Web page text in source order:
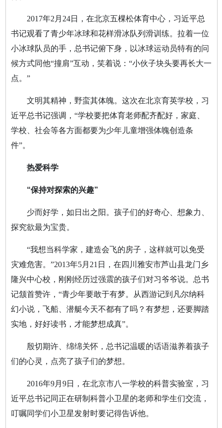
2017年2月24日，在北京五棵松体育中心，习近平总
书记观看了青少年冰球和花样滑冰队列滑训练。拉着一位
小冰球队员的手，总书记俯下身，以冰球运动员特有的问
候方式同他“撞肩”互动，笑着说：“小伙子块头要再长大一
点。”
文明其精神，野蛮其体魄。这次在北京育英学校，习
近平总书记强调，“学校要把体育老师配齐配好，家庭、
学校、社会等各方面都要为少年儿童增强体魄创造条
件”。
热爱科学
“保持对探索的兴趣”
少而好学，如日出之阳。孩子们的好奇心、想象力、
探究欲最为宝贵。
“我想当科学家，建造会飞的房子，这样就可以免受
灾难危害。”2013年5月21日，在四川雅安市芦山县龙门乡
隆兴中心校，刚刚经历过强震的孩子们对习爷爷说。总书
记颔首赞许，“青少年要敢于有梦。从西游记到凡尔纳科
幻小说，飞船、潜艇今天不都有了吗？有梦想，还要脚踏
实地，好好读书，才能梦想成真”。
殷切期许、绵绵关怀，总书记温暖的话语滋养着孩子
们的心灵，点亮了孩子们的梦想。
2016年9月9日，在北京市八一学校的科普实验室，习
近平总书记同正在研制科普小卫星的老师和学生们交流，
叮嘱同学们小卫星发射时要记得告诉他。